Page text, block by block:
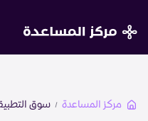
close
الرئيسية
مركز المساعدة سوق